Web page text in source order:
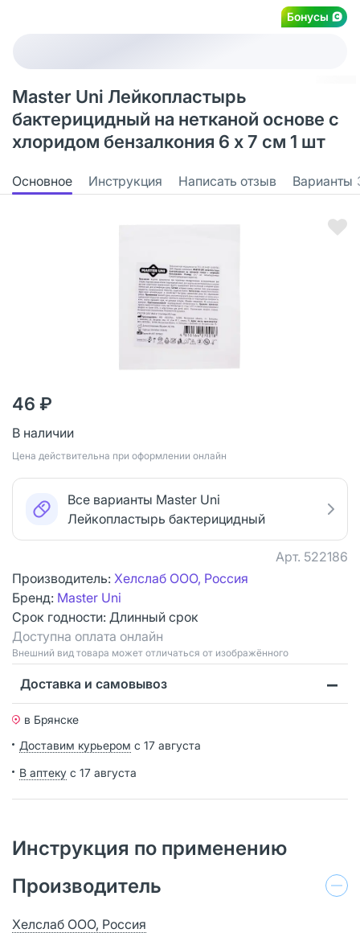
Бонусы
Master Uni Лейкопластырь
бактерицидный на нетканой основе с
хлоридом бензалкония 6 х 7 см 1 шт
Основное Инструкция Написать отзыв Варианты
46 ₽
В наличии
Цена действительна при оформлении онлайн
Все варианты Master Uni
Лейкопластырь бактерицидный
Арт. 522186
Производитель: Хелслаб ООО, Россия
Бренд: Master Uni
Срок годности: Длинный срок
Доступна оплата онлайн
Bнешний вид товара может отличаться от изображённого
Доставка и самовывоз
в Брянске
Доставим курьером с 17 августа
В аптеку с 17 августа
Инструкция по применению
Производитель
Хелслаб ООО, Россия